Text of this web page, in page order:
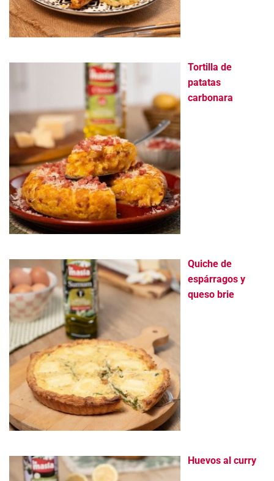
Tortilla de
patatas
carbonara
Quiche de
espárragos y
queso brie
Huevos al curry